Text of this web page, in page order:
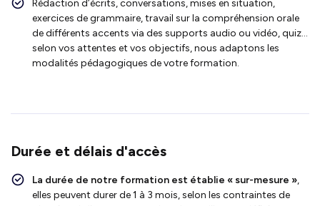
Rédaction d’écrits, conversations, mises en situation,
exercices de grammaire, travail sur la compréhension orale
de différents accents via des supports audio ou vidéo, quiz…
selon vos attentes et vos objectifs, nous adaptons les
modalités pédagogiques de votre formation.
Durée et délais d'accès
La durée de notre formation est établie « sur-mesure »,
elles peuvent durer de 1 à 3 mois, selon les contraintes de